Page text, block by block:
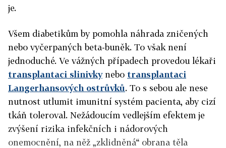
je.
Všem diabetikům by pomohla náhrada zničených
nebo vyčerpaných beta-buněk. To však není
jednoduché. Ve vážných případech provedou lékaři
transplantaci slinivkynebo transplantaci
Langerhansových ostrůvků. To s sebou ale nese
nutnost utlumit imunitní systém pacienta, aby cizí
tkáň toleroval. Nežádoucím vedlejším efektem je
zvýšení rizika infekčních i nádorových
onemocnění, na něž „zklidněná“ obrana těla